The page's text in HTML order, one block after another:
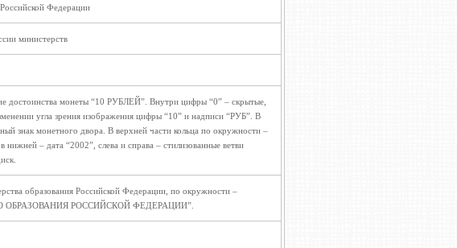
Федерации
министерств
достоинства монеты “10 РУБЛЕЙ”. Внутри цифры “0” – скрытые,
угла зрения изображения цифры “10” и надписи “РУБ”. В
знак монетного двора. В верхней части кольца по окружности –
– дата “2002”, слева и справа – стилизованные ветви
образования Российской Федерации, по окружности –
ОБРАЗОВАНИЯ РОССИЙСКОЙ ФЕДЕРАЦИИ”.